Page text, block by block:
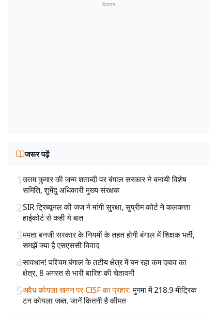
विज्ञापन
जरूर पढ़ें
1उत्तम कुमार की जन्म शताब्दी पर बंगाल सरकार ने बनायी विशेष
समिति, शुभेंदु अधिकारी मुख्य संरक्षक
2SIR ट्रिब्यूनल की जज ने मांगी सुरक्षा, सुप्रीम कोर्ट ने कलकत्ता
हाईकोर्ट से कही ये बात
3ममता बनर्जी सरकार के नियमों के तहत होगी बंगाल में शिक्षक भर्ती,
समझें क्या है एसएससी विवाद
4सावधान! पश्चिम बंगाल के तटीय क्षेत्र में बन रहा कम दबाव का
क्षेत्र, 8 अगस्त से भारी बारिश की चेतावनी
5अवैध कोयला खनन पर CISF का प्रहार: मुगमा में 218.9 मीट्रिक
टन कोयला जब्त, जानें कितनी है कीमत